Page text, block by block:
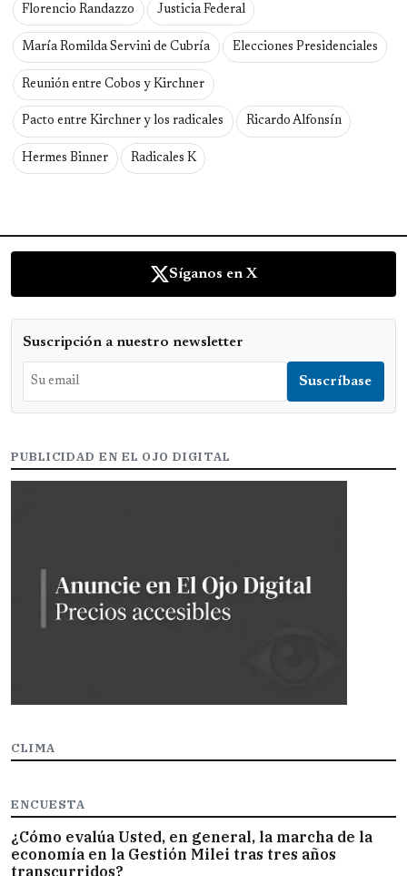
Florencio Randazzo Justicia Federal
María Romilda Servini de Cubría Elecciones Presidenciales
Reunión entre Cobos y Kirchner
Pacto entre Kirchner y los radicales Ricardo Alfonsín
Hermes Binner Radicales K
Síganos en X
Suscripción a nuestro newsletter
PUBLICIDAD EN EL OJO DIGITAL
CLIMA
ENCUESTA
¿Cómo evalúa Usted, en general, la marcha de la
economía en la Gestión Milei tras tres años
transcurridos?